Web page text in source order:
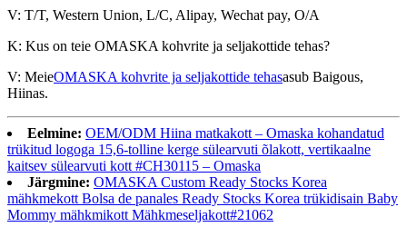
V: T/T, Western Union, L/C, Alipay, Wechat pay, O/A
K: Kus on teie OMASKA kohvrite ja seljakottide tehas?
V: MeieOMASKA kohvrite ja seljakottide tehasasub Baigous,
Hiinas.
Eelmine: OEM/ODM Hiina matkakott – Omaska ​​kohandatud
trükitud logoga 15,6-tolline kerge sülearvuti õlakott, vertikaalne
kaitsev sülearvuti kott #CH30115 – Omaska
Järgmine: OMASKA Custom Ready Stocks Korea
mähkmekott Bolsa de panales Ready Stocks Korea trükidisain Baby
Mommy mähkmikott Mähkmeseljakott#21062